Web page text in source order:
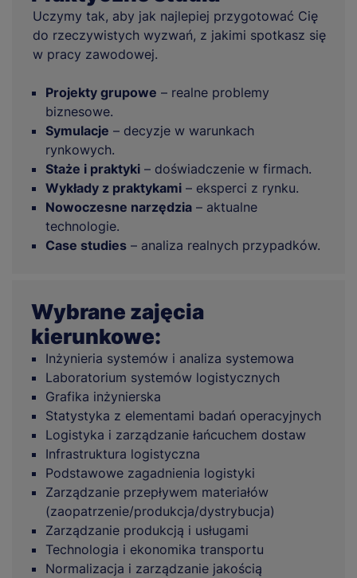
Uczymy tak, aby jak najlepiej przygotować Cię
do rzeczywistych wyzwań, z jakimi spotkasz się
w pracy zawodowej.
Projekty grupowe – realne problemy
biznesowe.
Symulacje – decyzje w warunkach
rynkowych.
Staże i praktyki – doświadczenie w firmach.
Wykłady z praktykami – eksperci z rynku.
Nowoczesne narzędzia – aktualne
technologie.
Case studies – analiza realnych przypadków.
Wybrane zajęcia
kierunkowe:
Inżynieria systemów i analiza systemowa
Laboratorium systemów logistycznych
Grafika inżynierska
Statystyka z elementami badań operacyjnych
Logistyka i zarządzanie łańcuchem dostaw
Infrastruktura logistyczna
Podstawowe zagadnienia logistyki
Zarządzanie przepływem materiałów
(zaopatrzenie/produkcja/dystrybucja)
Zarządzanie produkcją i usługami
Technologia i ekonomika transportu
Normalizacja i zarządzanie jakością